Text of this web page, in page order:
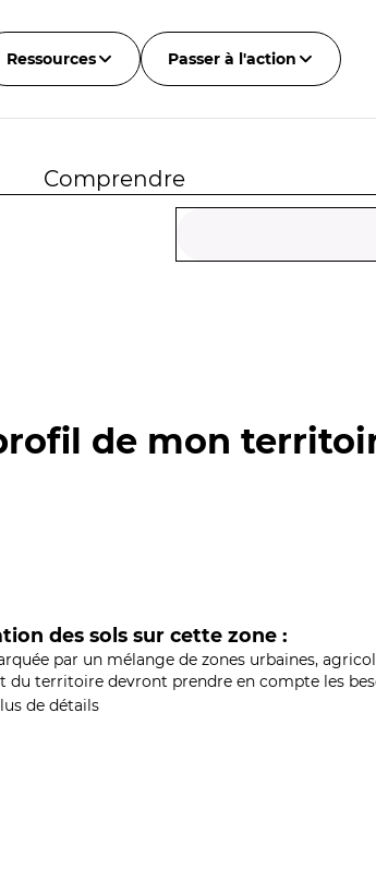
Ressources Passer à l'action
Comprendre
de mon
des sols sur cette zone :
par un mélange de zones urbaines,
territoire devront prendre en compte les
de détails